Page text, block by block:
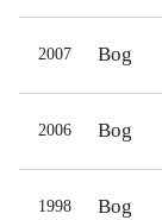
2007 Bog
2006 Bog
1998 Bog